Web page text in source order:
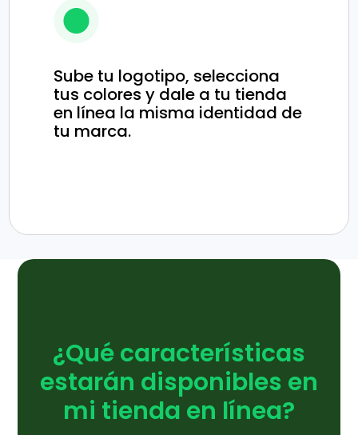
Sube tu logotipo, selecciona
tus colores y dale a tu tienda
en línea la misma identidad de
tu marca.
¿Qué características
estarán disponibles en
mi tienda en línea?